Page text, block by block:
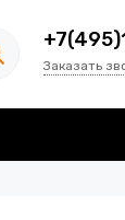
Заказать